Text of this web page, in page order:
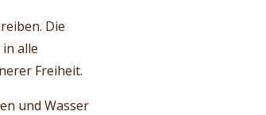
Die
alle
Freiheit.
und Wasser